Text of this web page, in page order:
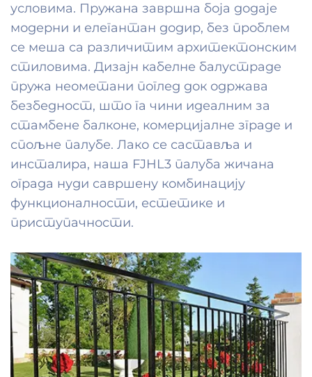
условима. Пружана завршна боја додаје
модерни и елегантан додир, без проблем
се меша са различитим архитектонским
стиловима. Дизајн кабелне балустраде
пружа неометани поглед док одржава
безбедност, што га чини идеалним за
стамбене балконе, комерцијалне зграде и
спољне палубе. Лако се саставља и
инсталира, наша FJHL3 палуба жичана
ограда нуди савршену комбинацију
функционалности, естетике и
приступачности.